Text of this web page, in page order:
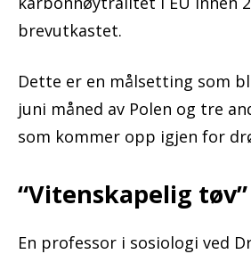
brevutkastet.
Dette er en målsetting som
juni måned av Polen og tre
som kommer opp igjen for
“Vitenskapelig tøv”
En professor i sosiologi ved